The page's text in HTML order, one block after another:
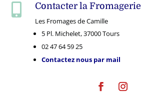
 Contacter la Fromagerie
Les Fromages de Camille
5 Pl. Michelet, 37000 Tours
02 47 64 59 25
Contactez nous par mail